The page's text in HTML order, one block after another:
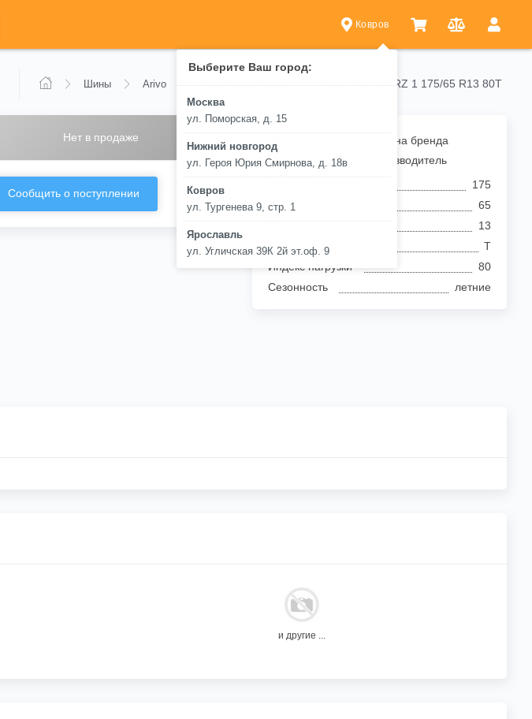
Ковров
Выберите Ваш город:
Москва
ул. Поморская, д. 15
Нижний новгород
ул. Героя Юрия Смирнова, д. 18в
Ковров
ул. Тургенева 9, стр. 1
Ярославль
ул. Угличская 39К 2й эт.оф. 9
Шины Arivo Arivo Premio ARZ 1 175/65 R13 80T
Нет в продаже
Сообщить о поступлении
Китай — страна родина бренда
Китай — страна производитель
175
Высота профиля
65
13
Индекс скорости
T
Индекс нагрузки
80
Сезонность
летние
и другие ...